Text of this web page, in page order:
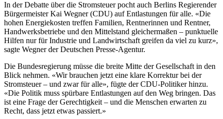
In der Debatte über die Stromsteuer pocht auch Berlins Regierender
Bürgermeister Kai Wegner (CDU) auf Entlastungen für alle. «Die
hohen Energiekosten treffen Familien, Rentnerinnen und Rentner,
Handwerksbetriebe und den Mittelstand gleichermaßen – punktuelle
Hilfen nur für Industrie und Landwirtschaft greifen da viel zu kurz»,
sagte Wegner der Deutschen Presse-Agentur.
Die Bundesregierung müsse die breite Mitte der Gesellschaft in den
Blick nehmen. «Wir brauchen jetzt eine klare Korrektur bei der
Stromsteuer – und zwar für alle», fügte der CDU-Politiker hinzu.
«Die Politik muss spürbare Entlastungen auf den Weg bringen. Das
ist eine Frage der Gerechtigkeit – und die Menschen erwarten zu
Recht, dass jetzt etwas passiert.»